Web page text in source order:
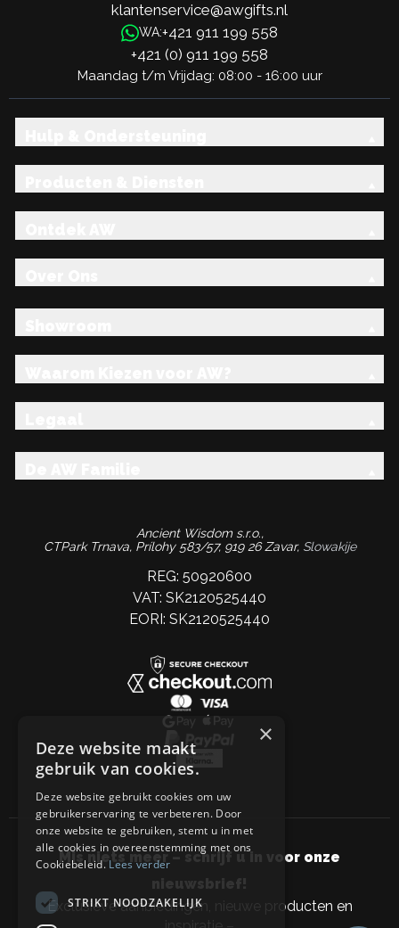
klantenservice@awgifts.nl
WA:+421 911 199 558
+421 (0) 911 199 558
Maandag t/m Vrijdag: 08:00 - 16:00 uur
Ancient Wisdom s.r.o.,
CTPark Trnava, Prílohy 583/57, 919 26 Zavar, Slowakije
REG: 50920600
VAT: SK2120525440
EORI: SK2120525440
Mis niets meer – schrijf u in voor onze
nieuwsbrief!
Exclusieve aanbiedingen, nieuwe producten en
×
Deze website maakt
gebruik van cookies.
Deze website gebruikt cookies om uw
gebruikerservaring te verbeteren. Door
onze website te gebruiken, stemt u in met
alle cookies in overeenstemming met ons
Cookiebeleid.Lees verder
STRIKT NOODZAKELIJK